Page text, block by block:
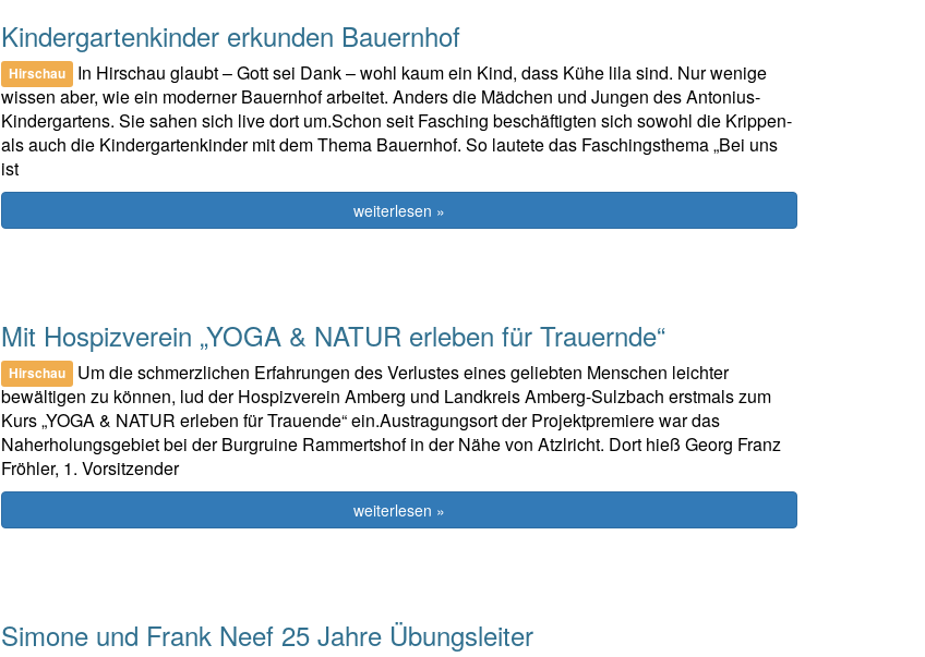
Kindergartenkinder erkunden Bauernhof
Hirschau
In Hirschau glaubt – Gott sei Dank – wohl kaum ein Kind, dass Kühe lila sind. Nur wenige
wissen aber, wie ein moderner Bauernhof arbeitet. Anders die Mädchen und Jungen des Antonius-
Kindergartens. Sie sahen sich live dort um.Schon seit Fasching beschäftigten sich sowohl die Krippen-
als auch die Kindergartenkinder mit dem Thema Bauernhof. So lautete das Faschingsthema „Bei uns
ist
weiterlesen »
Mit Hospizverein „YOGA & NATUR erleben für Trauernde“
Hirschau
Um die schmerzlichen Erfahrungen des Verlustes eines geliebten Menschen leichter
bewältigen zu können, lud der Hospizverein Amberg und Landkreis Amberg-Sulzbach erstmals zum
Kurs „YOGA & NATUR erleben für Trauende“ ein.Austragungsort der Projektpremiere war das
Naherholungsgebiet bei der Burgruine Rammertshof in der Nähe von Atzlricht. Dort hieß Georg Franz
Fröhler, 1. Vorsitzender
weiterlesen »
Simone und Frank Neef 25 Jahre Übungsleiter